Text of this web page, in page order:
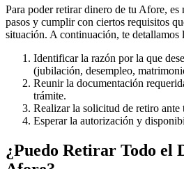
Para poder retirar dinero de tu Afore, es
pasos y cumplir con ciertos requisitos
situación. A continuación, te detallamos
Identificar la razón por la que
(jubilación, desempleo,
Reunir la documentación
trámite.
Realizar la solicitud de retiro ante
Esperar la autorización y
¿Puedo Retirar Todo el